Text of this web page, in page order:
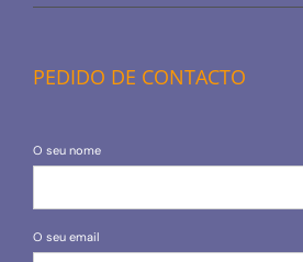
PEDIDO DE CONTACTO
O seu nome
O seu email